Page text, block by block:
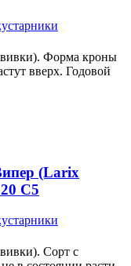
Форма кроны
вверх. Годовой
(Larix
С5
Сорт с